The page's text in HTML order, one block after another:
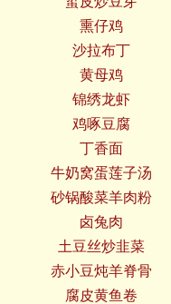
熏仔鸡
沙拉布丁
黄母鸡
锦绣龙虾
鸡啄豆腐
丁香面
牛奶窝蛋莲子汤
砂锅酸菜羊肉粉
卤兔肉
土豆丝炒韭菜
赤小豆炖羊脊骨
腐皮黄鱼卷